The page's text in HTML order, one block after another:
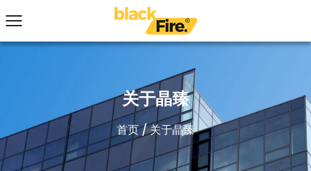
关于晶臻
首页/关于晶臻